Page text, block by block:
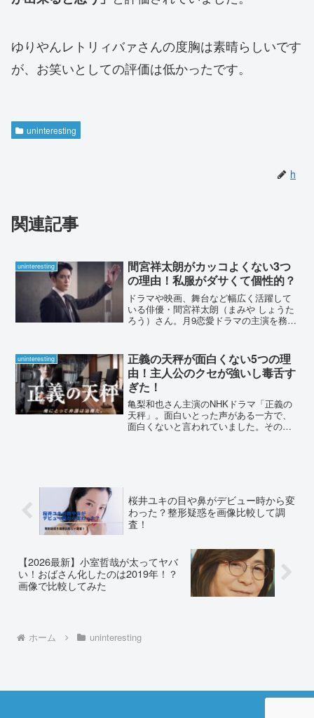
ゆりやんレトリィバァさんの度胸は素晴らしいです
が、お笑いとしての評価は低かったです。
uninteresting
h
関連記事
uninteresting
間宮祥太朗がカッコよくない3つ
の理由！私服がダサくて個性的？
ドラマや映画、舞台など幅広く活躍して
いる俳優・間宮祥太朗（まみや しょうた
ろう）さん。月9恋愛ドラマの主演を務め
コよくない」という声もあがっていま
す。そこで、間宮祥太朗...
uninteresting
正義の天秤が面白くない5つの理
由！主人公のクセが強いし毒舌す
ぎた！
亀梨和也さん主演のNHKドラマ「正義の
天秤」。面白いとった声がある一方で、
面白くないと言われていました。その理
桜井ユキの目や鼻がデビュー時から変
わった？整形疑惑を画像比較して調
査！
【2026最新】小室哲哉が太ってヤバ
い！おばさん化したのは2019年！？
画像で比較してみた
ホーム uninteresting